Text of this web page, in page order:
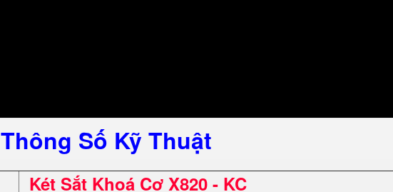
Thông Số Kỹ Thuật
Két Sắt Khoá Cơ X820 - KC